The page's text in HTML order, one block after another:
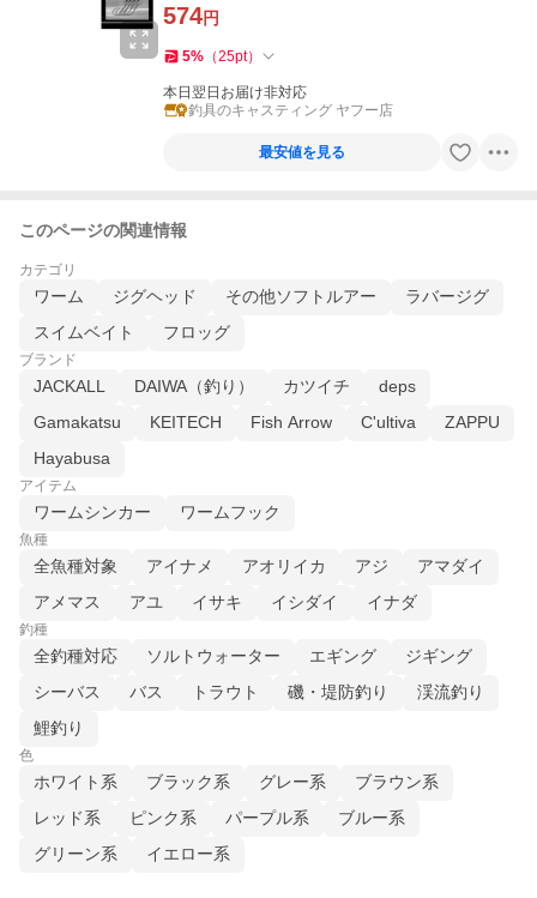
574円
5% （25pt）
本日翌日お届け非対応
釣具のキャスティング ヤフー店
最安値を見る
このページの関連情報
カテゴリ
ワーム ジグヘッド その他ソフトルアー
ラバージグ
スイムベイト
フロッグ
ブランド
JACKALL DAIWA（釣り） カツイチ
deps
Gamakatsu
KEITECH Fish Arrow C'ultiva
ZAPPU
Hayabusa
アイテム
ワームシンカー ワームフック
魚種
全魚種対象 アイナメ アオリイカ アジ
アマダイ
アメマス
アユ イサキ イシダイ イナダ
釣種
全釣種対応 ソルトウォーター エギング
ジギング
シーバス
バス トラウト 磯・堤防釣り
渓流釣り
鯉釣り
色
ホワイト系 ブラック系 グレー系
ブラウン系
レッド系
ピンク系 パープル系
ブルー系
グリーン系
イエロー系